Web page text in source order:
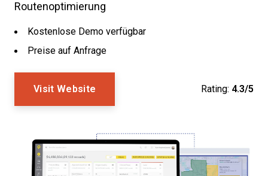
Routenoptimierung
Kostenlose Demo verfügbar
Preise auf Anfrage
Visit Website Rating: 4.3/5